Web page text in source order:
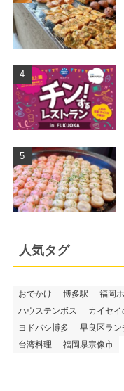
人気タグ
おでかけ 博多駅 福岡
ハウステンボス
カイセイ
ヨドバシ博多
早良区ラン
台湾料理
福岡県宗像市